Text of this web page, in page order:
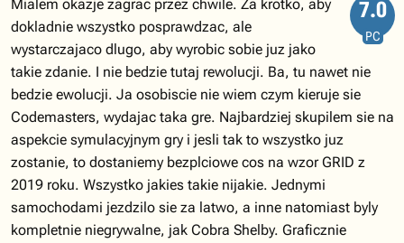
7.0
PC
Mialem okazje zagrac przez chwile. Za krotko, aby
dokladnie wszystko posprawdzac, ale
wystarczajaco dlugo, aby wyrobic sobie juz jako
takie zdanie. I nie bedzie tutaj rewolucji. Ba, tu nawet nie
bedzie ewolucji. Ja osobiscie nie wiem czym kieruje sie
Codemasters, wydajac taka gre. Najbardziej skupilem sie na
aspekcie symulacyjnym gry i jesli tak to wszystko juz
zostanie, to dostaniemy bezplciowe cos na wzor GRID z
2019 roku. Wszystko jakies takie nijakie. Jednymi
samochodami jezdzilo sie za latwo, a inne natomiast byly
kompletnie niegrywalne, jak Cobra Shelby. Graficznie